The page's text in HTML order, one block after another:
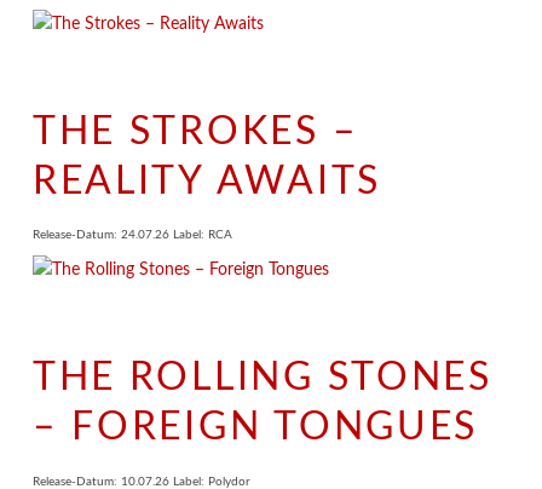
THE STROKES –
REALITY AWAITS
Release-Datum: 24.07.26 Label: RCA
THE ROLLING STONES
– FOREIGN TONGUES
Release-Datum: 10.07.26 Label: Polydor